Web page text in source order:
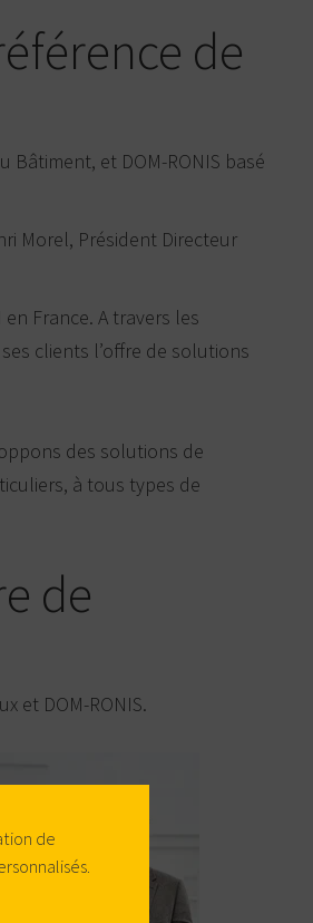
de
Bâtiment, et DOM-RONIS basé
Morel, Président Directeur
France. A travers les
clients l’offre de solutions
des solutions de
à tous types de
de
et DOM-RONIS.
de